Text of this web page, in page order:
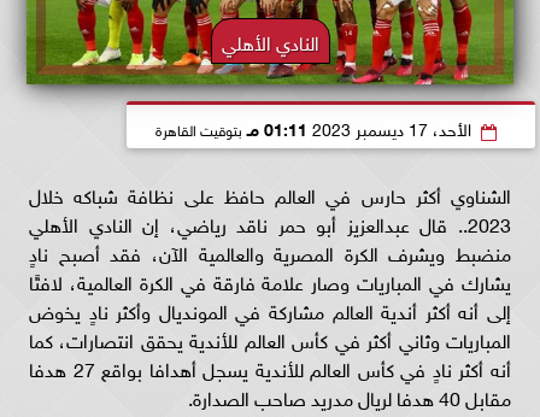
النادي الأهلي
الأحد، 17 ديسمبر 2023 01:11 مـ بتوقيت القاهرة
الشناوي أكثر حارس في العالم حافظ على نظافة شباكه خلال
2023.. قال عبدالعزيز أبو حمر ناقد رياضي، إن النادي الأهلي
منضبط ويشرف الكرة المصرية والعالمية الآن، فقد أصبح نادٍ
يشارك في المباريات وصار علامة فارقة في الكرة العالمية، لافتًا
إلى أنه أكثر أندية العالم مشاركة في المونديال وأكثر نادٍ يخوض
المباريات وثاني أكثر في كأس العالم للأندية يحقق انتصارات، كما
أنه أكثر نادٍ في كأس العالم للأندية يسجل أهدافا بواقع 27 هدفا
مقابل 40 هدفا لريال مدريد صاحب الصدارة.